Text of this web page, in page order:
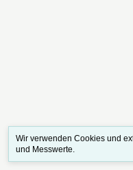
Wir verwenden Cookies und
und Messwerte.